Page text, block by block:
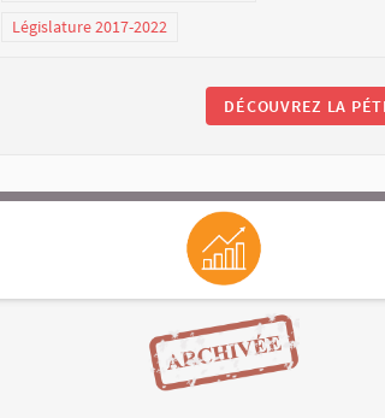
Législature 2017-2022
DÉCOUVREZ LA